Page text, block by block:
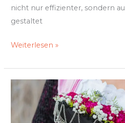
nicht nur effizienter, sondern
gestaltet
Weiterlesen »
Tradition
und
Brauchtum: